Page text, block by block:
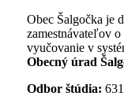
Obec Šalgočka je
zamestnávateľov
vyučovanie v
Obecný úrad
Odbor štúdia: